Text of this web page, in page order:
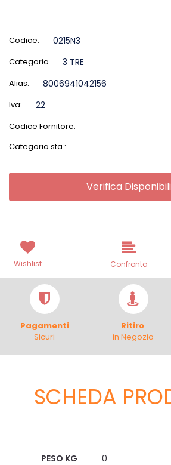
Codice: 0215N3
Categoria 3 TRE
Alias: 8006941042156
Iva: 22
Codice Fornitore:
Categoria sta.:
Verifica
Wishlist Confronta
Pagamenti
Sicuri
Ritiro
in Negozio
SCHEDA
PESO KG
0